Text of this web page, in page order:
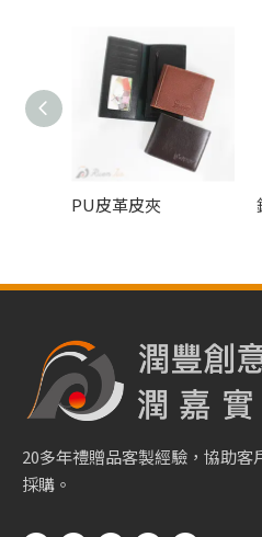
PU皮革皮夾
20多年禮贈品客製經驗，協助
採購。